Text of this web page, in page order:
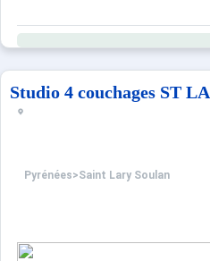
Prestations optionnelles à
- KIT SERVIETTES : 7 €.
Seuls les équipements
Studio 4 couchages ST
Pyrénées>Saint Lary Soulan